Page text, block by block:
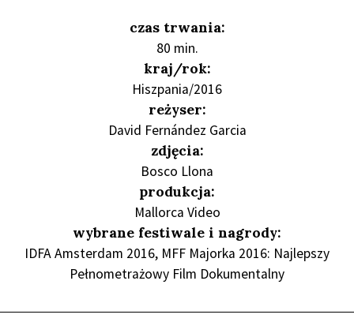
czas trwania:
80 min.
kraj/rok:
Hiszpania/2016
reżyser:
David Fernández Garcia
zdjęcia:
Bosco Llona
produkcja:
Mallorca Video
wybrane festiwale i nagrody:
IDFA Amsterdam 2016, MFF Majorka 2016: Najlepszy
Pełnometrażowy Film Dokumentalny